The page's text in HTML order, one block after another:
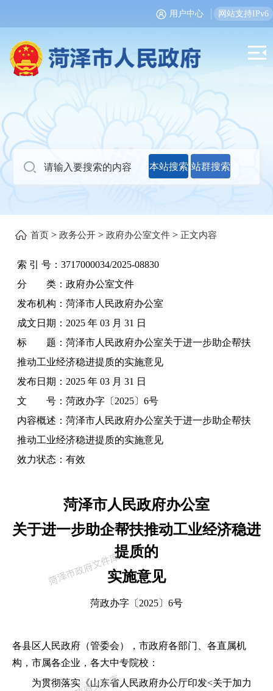
用户中心 网站支持IPv6
本站搜索 站群搜索
首页 > 政务公开 > 政府办公室文件 > 正文内容
索 引 号： 3717000034/2025-08830
分 类： 政府办公室文件
发布机构： 菏泽市人民政府办公室
成文日期： 2025 年 03 月 31 日
标 题： 菏泽市人民政府办公室关于进一步助企帮扶
推动工业经济稳进提质的实施意见
发布日期： 2025 年 03 月 31 日
文 号： 菏政办字〔2025〕6号
内容概述： 菏泽市人民政府办公室关于进一步助企帮扶
推动工业经济稳进提质的实施意见
效力状态： 有效
菏泽市人民政府办公室
关于进一步助企帮扶推动工业经济稳进
提质的
实施意见
菏政办字 〔 2025〕 6号
各县区人民政府 （管委会）， 市政府各部门、各直属机
构 ， 市属各企业 ， 各大中专院校 ：
为贯彻落实《山东省人民政府办公厅印发<关于加力